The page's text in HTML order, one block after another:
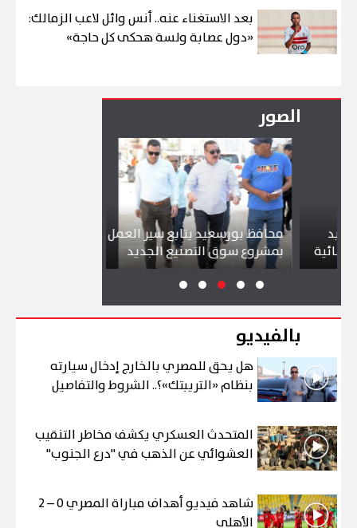
بعد الاستغناء عنه.. أنس وائل لاعب الزمالك:
«دول عصابة ولسة هحكى كل حاجة»
الصور
محافظ بورسعيد يتابع سير العمل
بمشروع سوق التصنيع الجديد
بالفيديو
هل يحق للمصري بالخارج إدخال سيارته
بنظام «التريبتك»؟.. الشروط والتفاصيل
المتحدث العسكري يكشف مخاطر التنقيب
العشوائي عن الذهب في "درع الجنوب"
شاهد فيديو أهداف مباراة المصري 0 – 2
الأهلي